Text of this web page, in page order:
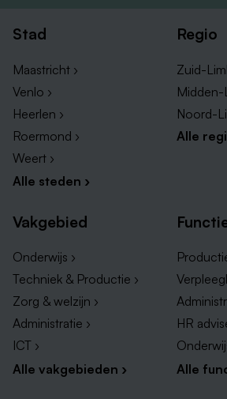
Stad
Maastricht ›
Venlo ›
Heerlen ›
Roermond ›
Weert ›
Alle steden ›
Regio
Zuid-
Midden-
Noord-
Alle
Vakgebied
Onderwijs ›
Techniek & Productie ›
Zorg & welzijn ›
Administratie ›
ICT ›
Alle vakgebieden ›
HR
Alle